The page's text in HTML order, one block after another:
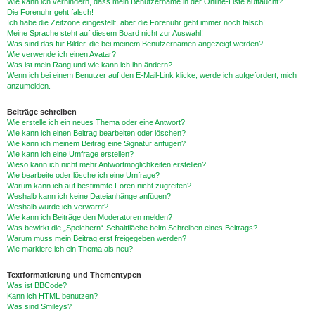
Die Forenuhr geht falsch!
Ich habe die Zeitzone eingestellt, aber die Forenuhr geht immer noch falsch!
Meine Sprache steht auf diesem Board nicht zur Auswahl!
Was sind das für Bilder, die bei meinem Benutzernamen angezeigt werden?
Wie verwende ich einen Avatar?
Was ist mein Rang und wie kann ich ihn ändern?
Wenn ich bei einem Benutzer auf den E-Mail-Link klicke, werde ich aufgefordert, mich
anzumelden.
Beiträge schreiben
Wie erstelle ich ein neues Thema oder eine Antwort?
Wie kann ich einen Beitrag bearbeiten oder löschen?
Wie kann ich meinem Beitrag eine Signatur anfügen?
Wie kann ich eine Umfrage erstellen?
Wieso kann ich nicht mehr Antwortmöglichkeiten erstellen?
Wie bearbeite oder lösche ich eine Umfrage?
Warum kann ich auf bestimmte Foren nicht zugreifen?
Weshalb kann ich keine Dateianhänge anfügen?
Weshalb wurde ich verwarnt?
Wie kann ich Beiträge den Moderatoren melden?
Was bewirkt die „Speichern“-Schaltfläche beim Schreiben eines Beitrags?
Warum muss mein Beitrag erst freigegeben werden?
Wie markiere ich ein Thema als neu?
Textformatierung und Thementypen
Was ist BBCode?
Kann ich HTML benutzen?
Was sind Smileys?